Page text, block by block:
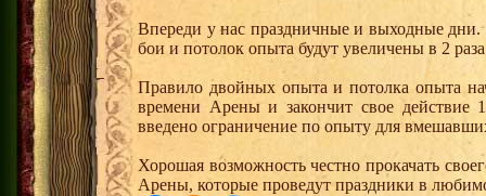
Впереди у нас праздничные и выходные дни.
бои и потолок опыта будут увеличены в 2
Правило двойных опыта и потолка опыта
времени Арены и закончит свое
введено ограничение по опыту для
Хорошая возможность честно прокачать
Арены, которые проведут праздники в